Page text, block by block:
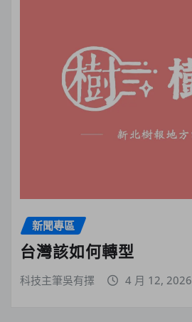
新聞專區
台灣該如何轉型
科技主筆吳有擇 4 月 12, 2026